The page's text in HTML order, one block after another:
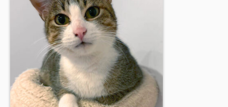
NOUS AIDER
BOUTIQUE
FORUM